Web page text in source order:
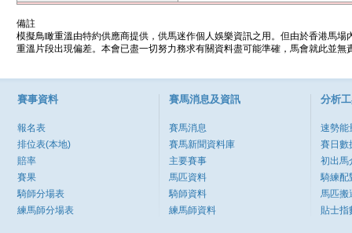
備註
模擬鳥瞰重溫由特約供應商提供，供馬迷作個人娛樂資訊之用。但由於香港馬
重溫片段出現偏差。本會已盡一切努力務求有關資料盡可能準確，馬會就此並
賽事資料
報名表
排位表(本地)
賠率
賽果
騎師分場表
練馬師分場表
賽馬消息及資訊
賽馬消息
賽馬新聞資料庫
主要賽事
馬匹資料
騎師資料
練馬師資料
分析
速勢能
賽日數
初出馬
騎練配
馬匹搬
貼士指